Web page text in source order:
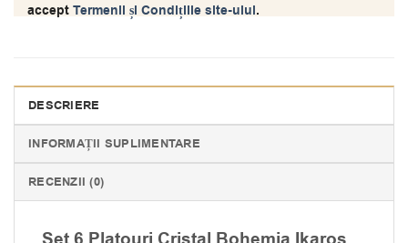
acceptTermenii și Condițiile site-ului.
DESCRIERE
INFORMAȚII SUPLIMENTARE
RECENZII (0)